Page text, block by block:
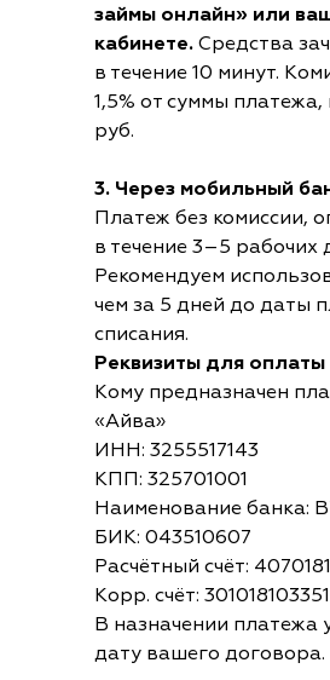
займы онлайн» или
кабинете. Средства
в течение 10 минут.
1,5% от суммы платежа,
руб.
3. Через мобильный
Платеж без комиссии,
в течение 3–5 рабочих
Рекомендуем
чем за 5 дней до даты
списания.
Реквизиты для оплаты
Кому предназначен
«Айва»
ИНН: 3255517143
КПП: 325701001
Наименование банка:
БИК: 043510607
Расчётный счёт:
Корр. счёт:
В назначении платежа
дату вашего договора.